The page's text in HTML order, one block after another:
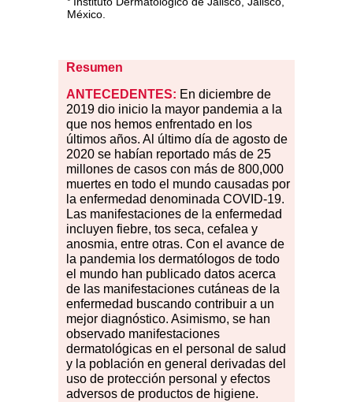
México.
Resumen
ANTECEDENTES: En diciembre de
2019 dio inicio la mayor pandemia a la
que nos hemos enfrentado en los
últimos años. Al último día de agosto de
2020 se habían reportado más de 25
millones de casos con más de 800,000
muertes en todo el mundo causadas por
la enfermedad denominada COVID-19.
Las manifestaciones de la enfermedad
incluyen fiebre, tos seca, cefalea y
anosmia, entre otras. Con el avance de
la pandemia los dermatólogos de todo
el mundo han publicado datos acerca
de las manifestaciones cutáneas de la
enfermedad buscando contribuir a un
mejor diagnóstico. Asimismo, se han
observado manifestaciones
dermatológicas en el personal de salud
y la población en general derivadas del
uso de protección personal y efectos
adversos de productos de higiene.